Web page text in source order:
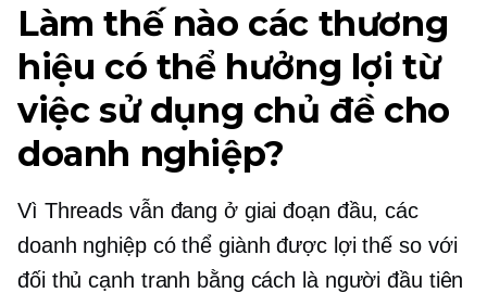
Làm thế nào các thương
hiệu có thể hưởng lợi từ
việc sử dụng chủ đề cho
doanh nghiệp?
Vì Threads vẫn đang ở giai đoạn đầu, các
doanh nghiệp có thể giành được lợi thế so với
đối thủ cạnh tranh bằng cách là người đầu tiên